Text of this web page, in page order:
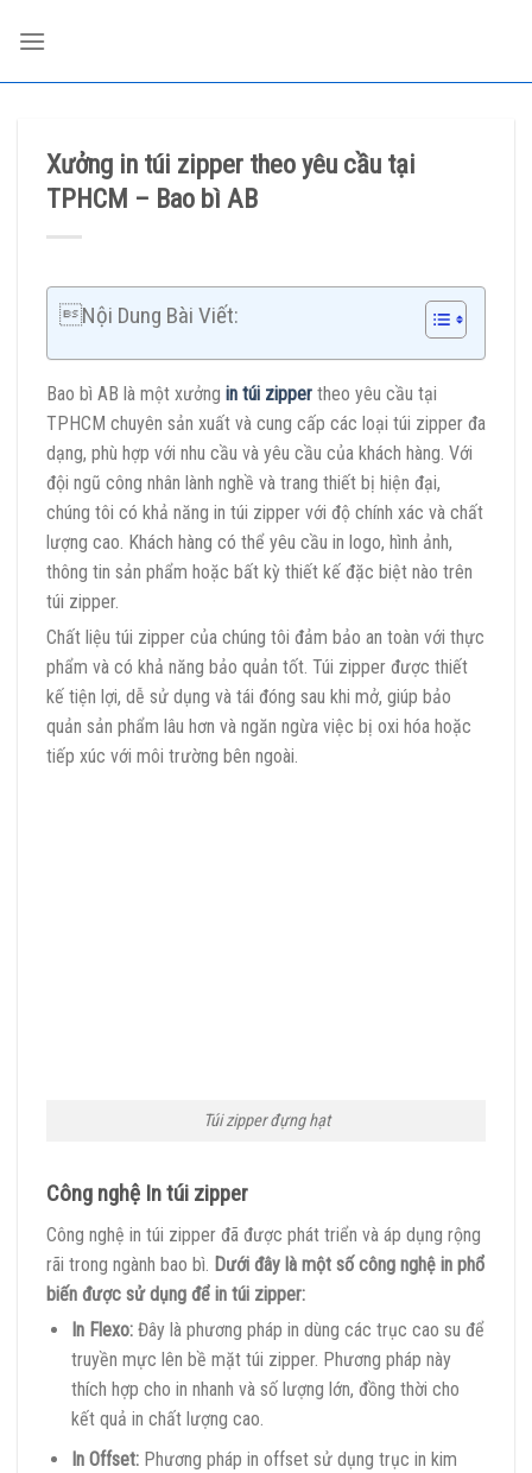
Xưởng in túi zipper theo yêu cầu tại
TPHCM – Bao bì AB
Nội Dung Bài Viết:
Bao bì AB là một xưởng in túi zipper theo yêu cầu tại
TPHCM chuyên sản xuất và cung cấp các loại túi zipper đa
dạng, phù hợp với nhu cầu và yêu cầu của khách hàng. Với
đội ngũ công nhân lành nghề và trang thiết bị hiện đại,
chúng tôi có khả năng in túi zipper với độ chính xác và chất
lượng cao. Khách hàng có thể yêu cầu in logo, hình ảnh,
thông tin sản phẩm hoặc bất kỳ thiết kế đặc biệt nào trên
túi zipper.
Chất liệu túi zipper của chúng tôi đảm bảo an toàn với thực
phẩm và có khả năng bảo quản tốt. Túi zipper được thiết
kế tiện lợi, dễ sử dụng và tái đóng sau khi mở, giúp bảo
quản sản phẩm lâu hơn và ngăn ngừa việc bị oxi hóa hoặc
tiếp xúc với môi trường bên ngoài.
Túi zipper đựng hạt
Công nghệ In túi zipper
Công nghệ in túi zipper đã được phát triển và áp dụng rộng
rãi trong ngành bao bì. Dưới đây là một số công nghệ in phổ
biến được sử dụng để in túi zipper:
In Flexo:Đây là phương pháp in dùng các trục cao su để
truyền mực lên bề mặt túi zipper. Phương pháp này
thích hợp cho in nhanh và số lượng lớn, đồng thời cho
kết quả in chất lượng cao.
In Offset:Phương pháp in offset sử dụng trục in kim